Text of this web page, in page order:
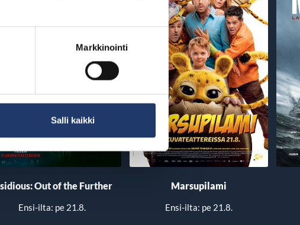
Markkinointi
Salli kaikki
Out of the Further
Ensi-ilta: pe 21.8.
Marsupilami
Ensi-ilta: pe 21.8.